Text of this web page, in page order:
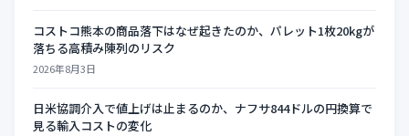
コストコ熊本の商品落下はなぜ起きたのか、パレット1枚20kgが
落ちる高積み陳列のリスク
2026年8月3日
日米協調介入で値上げは止まるのか、ナフサ844ドルの円換算で
見る輸入コストの変化